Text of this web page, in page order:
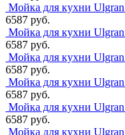
Мойка для кухни
6587 руб.
Мойка для кухни Ulgran
6587 руб.
Мойка для кухни
6587 руб.
Мойка для кухни
6587 руб.
Мойка для кухни
6587 руб.
Мойка для кухни